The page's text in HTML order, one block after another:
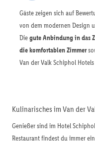
Gäste zeigen sich auf
von dem modernen Design
Diegute Anbindung in das
die komfortablen Zimmer
Van der Valk Schiphol
Kulinarisches im Van der
Genießer sind im Hotel
Restaurant findest du immer ein